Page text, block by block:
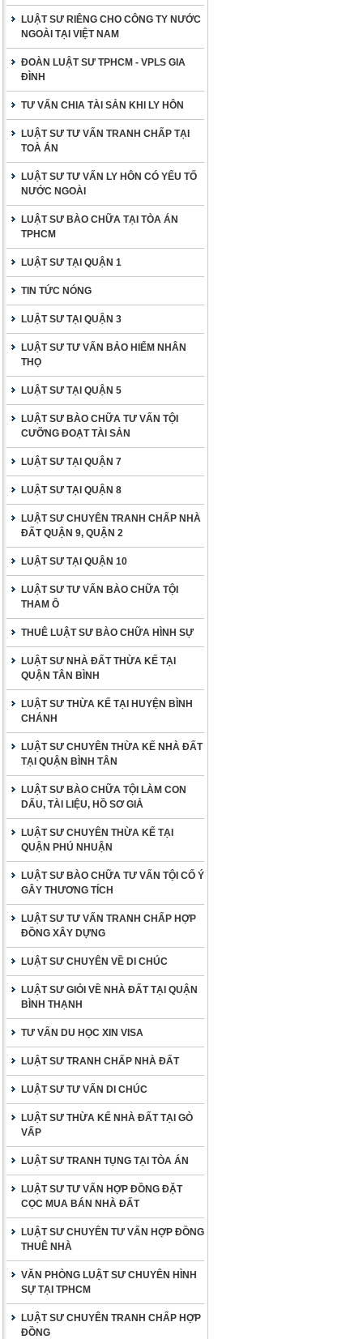
LUẬT SƯ RIÊNG CHO CÔNG TY NƯỚC
NGOÀI TẠI VIỆT NAM
ĐOÀN LUẬT SƯ TPHCM - VPLS GIA
ĐÌNH
TƯ VẤN CHIA TÀI SẢN KHI LY HÔN
LUẬT SƯ TƯ VẤN TRANH CHẤP TẠI
TOÀ ÁN
LUẬT SƯ TƯ VẤN LY HÔN CÓ YẾU TỐ
NƯỚC NGOÀI
LUẬT SƯ BÀO CHỮA TẠI TÒA ÁN
TPHCM
LUẬT SƯ TẠI QUẬN 1
TIN TỨC NÓNG
LUẬT SƯ TẠI QUẬN 3
LUẬT SƯ TƯ VẤN BẢO HIỂM NHÂN
THỌ
LUẬT SƯ TẠI QUẬN 5
LUẬT SƯ BÀO CHỮA TƯ VẤN TỘI
CƯỠNG ĐOẠT TÀI SẢN
LUẬT SƯ TẠI QUẬN 7
LUẬT SƯ TẠI QUẬN 8
LUẬT SƯ CHUYÊN TRANH CHẤP NHÀ
ĐẤT QUẬN 9, QUẬN 2
LUẬT SƯ TẠI QUẬN 10
LUẬT SƯ TƯ VẤN BÀO CHỮA TỘI
THAM Ô
THUÊ LUẬT SƯ BÀO CHỮA HÌNH SỰ
LUẬT SƯ NHÀ ĐẤT THỪA KẾ TẠI
QUẬN TÂN BÌNH
LUẬT SƯ THỪA KẾ TẠI HUYỆN BÌNH
CHÁNH
LUẬT SƯ CHUYÊN THỪA KẾ NHÀ ĐẤT
TẠI QUẬN BÌNH TÂN
LUẬT SƯ BÀO CHỮA TỘI LÀM CON
DẤU, TÀI LIỆU, HỒ SƠ GIẢ
LUẬT SƯ CHUYÊN THỪA KẾ TẠI
QUẬN PHÚ NHUẬN
LUẬT SƯ BÀO CHỮA TƯ VẤN TỘI CỐ Ý
GÂY THƯƠNG TÍCH
LUẬT SƯ TƯ VẤN TRANH CHẤP HỢP
ĐỒNG XÂY DỰNG
LUẬT SƯ CHUYÊN VỀ DI CHÚC
LUẬT SƯ GIỎI VỀ NHÀ ĐẤT TẠI QUẬN
BÌNH THẠNH
TƯ VẤN DU HỌC XIN VISA
LUẬT SƯ TRANH CHẤP NHÀ ĐẤT
LUẬT SƯ TƯ VẤN DI CHÚC
LUẬT SƯ THỪA KẾ NHÀ ĐẤT TẠI GÒ
VẤP
LUẬT SƯ TRANH TỤNG TẠI TÒA ÁN
LUẬT SƯ TƯ VẤN HỢP ĐỒNG ĐẶT
CỌC MUA BÁN NHÀ ĐẤT
LUẬT SƯ CHUYÊN TƯ VẤN HỢP ĐỒNG
THUÊ NHÀ
VĂN PHÒNG LUẬT SƯ CHUYÊN HÌNH
SỰ TẠI TPHCM
LUẬT SƯ CHUYÊN TRANH CHẤP HỢP
ĐỒNG